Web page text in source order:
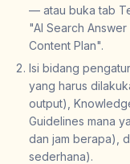
— atau buka tab
"AI Search
Content Plan".
Isi bidang
yang harus
output),
Guidelines mana
dan jam berapa),
sederhana).